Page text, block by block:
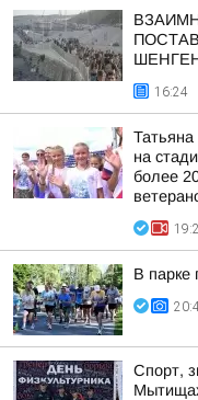
16:24
на
более
В парке
Спорт,